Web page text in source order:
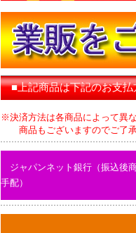
■上記商品は下記のお支
※決済方法は各商品によって異
商品もございますのでご了承
ジャパンネット銀行（振込後
手配）